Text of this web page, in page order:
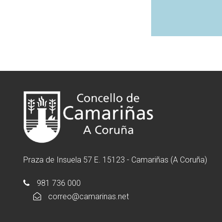
Praza de Insuela 57 E. 15123 - Camariñas (A Coruña)
981 736 000
correo@camarinas.net